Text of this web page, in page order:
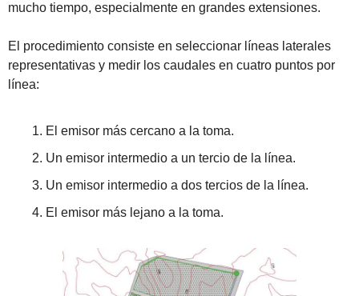
mucho tiempo, especialmente en grandes extensiones.
El procedimiento consiste en seleccionar líneas laterales
representativas y medir los caudales en cuatro puntos por
línea:
El emisor más cercano a la toma.
Un emisor intermedio a un tercio de la línea.
Un emisor intermedio a dos tercios de la línea.
El emisor más lejano a la toma.